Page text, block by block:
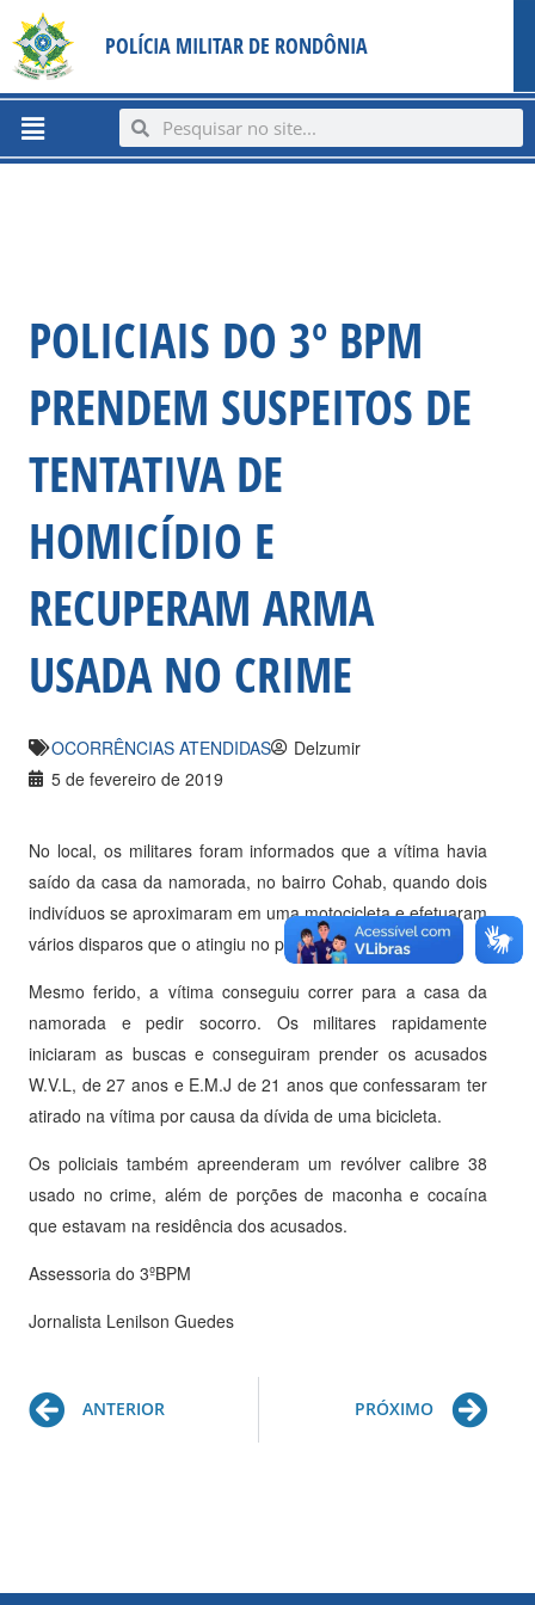
content
para
conteúdo
POLÍCIA MILITAR DE RONDÔNIA
Menu SearchSearch
POLICIAIS DO 3º BPM
PRENDEM SUSPEITOS DE
TENTATIVA DE
HOMICÍDIO E
RECUPERAM ARMA
USADA NO CRIME
OCORRÊNCIAS ATENDIDAS
Delzumir
5 de fevereiro de 2019
No local, os militares foram informados que a vítima havia
saído da casa da namorada, no bairro Cohab, quando dois
indivíduos se aproximaram em uma motocicleta e efetuaram
vários disparos que o atingiu no pescoço.
Mesmo ferido, a vítima conseguiu correr para a casa da
namorada e pedir socorro. Os militares rapidamente
iniciaram as buscas e conseguiram prender os acusados
W.V.L, de 27 anos e E.M.J de 21 anos que confessaram ter
atirado na vítima por causa da dívida de uma bicicleta.
Os policiais também apreenderam um revólver calibre 38
usado no crime, além de porções de maconha e cocaína
que estavam na residência dos acusados.
Assessoria do 3ºBPM
Jornalista Lenilson Guedes
Prev
ANTERIOR PRÓXIMO